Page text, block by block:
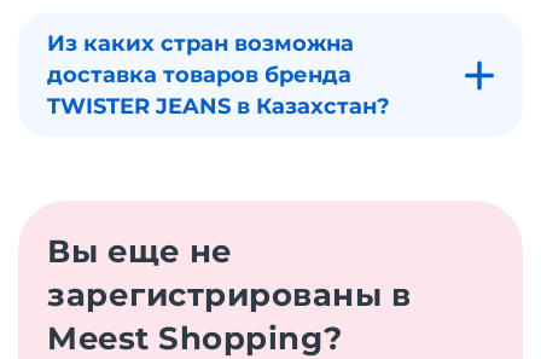
Из каких стран возможна
доставка товаров бренда
TWISTER JEANS в Казахстан?
Вы еще не
зарегистрированы в
Meest Shopping?